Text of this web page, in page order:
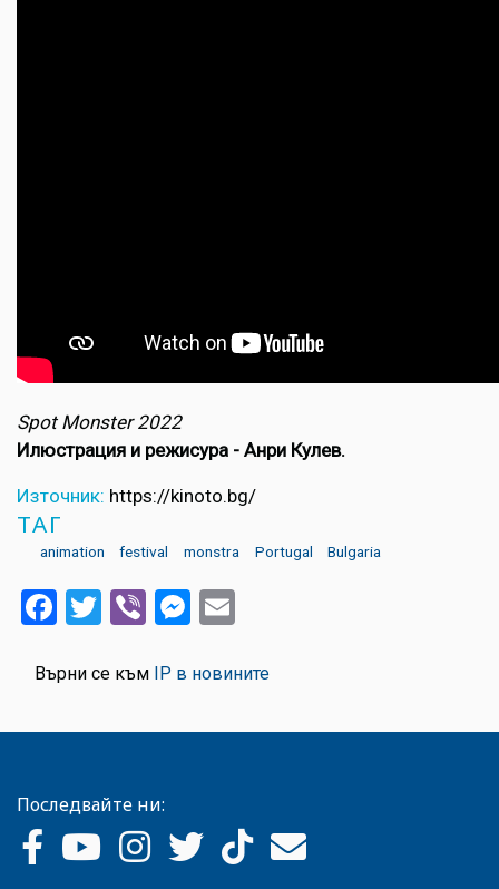
Spot Monster 2022
Илюстрация и режисура - Анри Кулев.
Източник: https://kinoto.bg/
ТАГ
animation festival monstra Portugal Bulgaria
Facebook
Twitter
ViberMessenger
Върни се към IP в новините
Последвайте ни: